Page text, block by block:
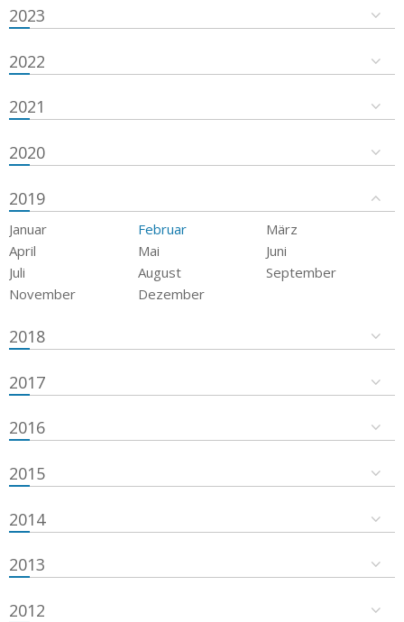
2023
2022
2021
2020
2019
Januar Februar
März
April
Mai
Juni
Juli
August
September
November
Dezember
2018
2017
2016
2015
2014
2013
2012